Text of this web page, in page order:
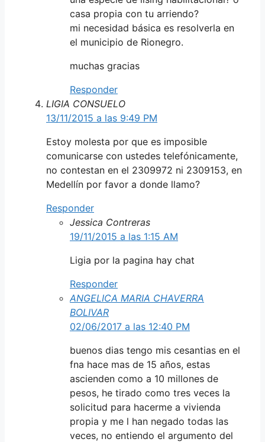
casa propia con tu arriendo?
mi necesidad básica es resolverla en
el municipio de Rionegro.
muchas gracias
Responder
LIGIA CONSUELO
13/11/2015 a las 9:49 PM
Estoy molesta por que es imposible
comunicarse con ustedes telefónicamente,
no contestan en el 2309972 ni 2309153, en
Medellín por favor a donde llamo?
Responder
Jessica Contreras
19/11/2015 a las 1:15 AM
Ligia por la pagina hay chat
Responder
ANGELICA MARIA CHAVERRA
BOLIVAR
02/06/2017 a las 12:40 PM
buenos dias tengo mis cesantias en el
fna hace mas de 15 años, estas
ascienden como a 10 millones de
pesos, he tirado como tres veces la
solicitud para hacerme a vivienda
propia y me l han negado todas las
veces, no entiendo el argumento del